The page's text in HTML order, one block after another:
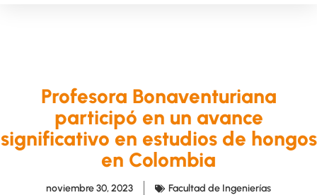
Profesora Bonaventuriana
participó en un avance
significativo en estudios de hongos
en Colombia
noviembre 30, 2023 Facultad de Ingenierías